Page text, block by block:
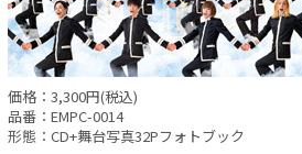
価格：3,300円(税込)
品番：EMPC-0014
形態：CD+舞台写真32Pフォトブック